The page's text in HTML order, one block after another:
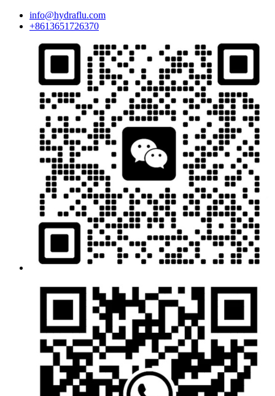
info@hydraflu.com
+8613651726370